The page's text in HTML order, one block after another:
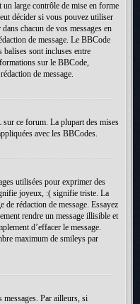
large contrôle de mise en forme
décider si vous pouvez utiliser
chacun de vos messages en
de message. Le BBCode
sont incluses entre
sur le BBCode,
de message.
ce forum. La plupart des mises
avec les BBCodes.
utilisées pour exprimer des
joyeux, :( signifie triste. La
rédaction de message. Essayez
rendre un message illisible et
d’effacer le message.
maximum de smileys par
Par ailleurs, si